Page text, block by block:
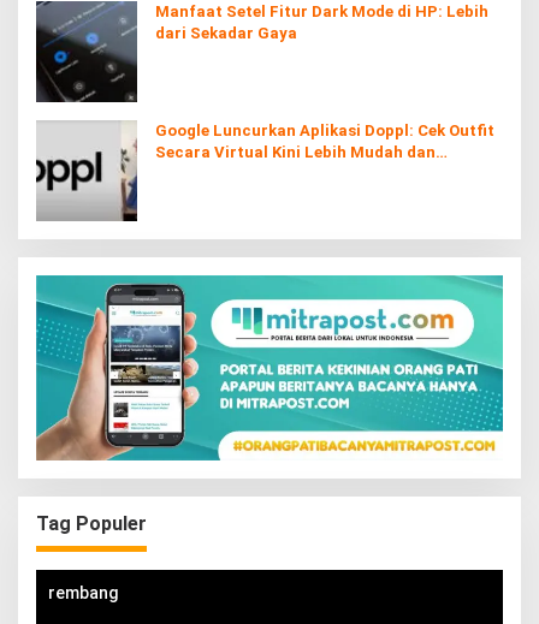
Manfaat Setel Fitur Dark Mode di HP: Lebih
dari Sekadar Gaya
Google Luncurkan Aplikasi Doppl: Cek Outfit
Secara Virtual Kini Lebih Mudah dan
Tag Populer
rembang